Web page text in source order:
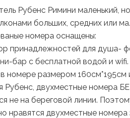
Рубенс Римини маленький,
больших, средних или
номера оснащены:
принадлежностей для душа-
бар с бесплатной водой и wifi.
номере размером
Рубенс, двухместные номера
не на береговой линии.
нравятся двухместные номера